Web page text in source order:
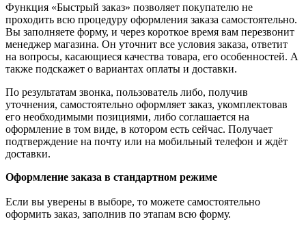
Функция «Быстрый заказ» позволяет покупателю не
проходить всю процедуру оформления заказа самостоятельно.
Вы заполняете форму, и через короткое время вам перезвонит
менеджер магазина. Он уточнит все условия заказа, ответит
на вопросы, касающиеся качества товара, его особенностей. А
также подскажет о вариантах оплаты и доставки.
По результатам звонка, пользователь либо, получив
уточнения, самостоятельно оформляет заказ, укомплектовав
его необходимыми позициями, либо соглашается на
оформление в том виде, в котором есть сейчас. Получает
подтверждение на почту или на мобильный телефон и ждёт
доставки.
Оформление заказа в стандартном режиме
Если вы уверены в выборе, то можете самостоятельно
оформить заказ, заполнив по этапам всю форму.